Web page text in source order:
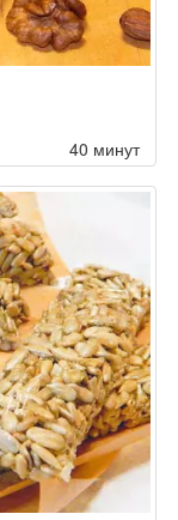
40 минут